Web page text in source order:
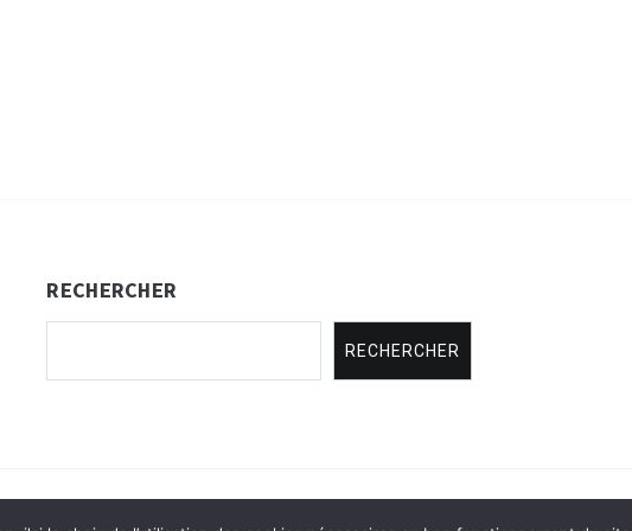
RECHERCHER
RECHERCHER